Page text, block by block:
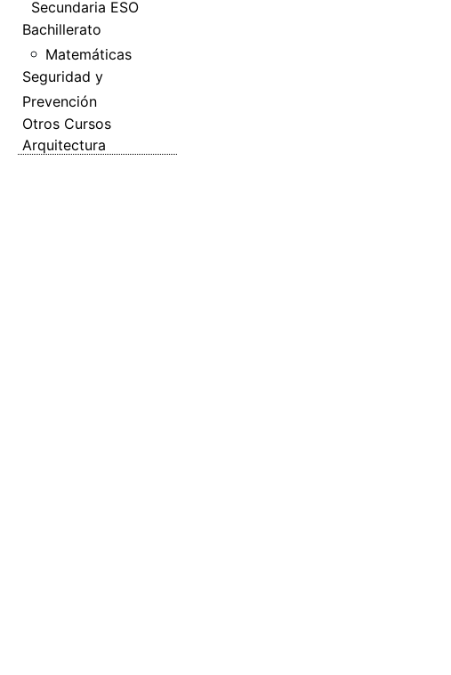
Secundaria ESO
Bachillerato
Matemáticas
Seguridad y
Prevención
Otros Cursos
Arquitectura